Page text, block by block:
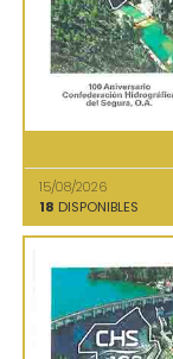
15/08/2026
18 DISPONIBLES